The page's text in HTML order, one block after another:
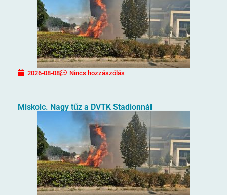
2026-08-08 Nincs hozzászólás
Miskolc. Nagy tűz a DVTK Stadionnál